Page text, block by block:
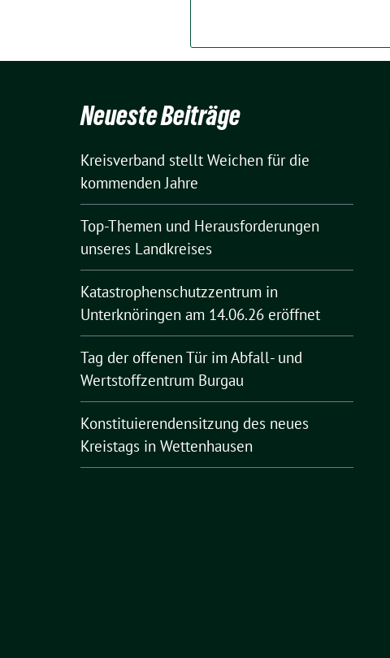
Neueste Beiträge
Kreisverband stellt Weichen für die
kommenden Jahre
Top-Themen und Herausforderungen
unseres Landkreises
Katastrophenschutzzentrum in
Unterknöringen am 14.06.26 eröffnet
Tag der offenen Tür im Abfall- und
Wertstoffzentrum Burgau
Konstituierendensitzung des neues
Kreistags in Wettenhausen